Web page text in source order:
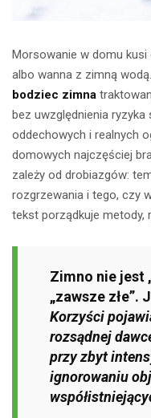
Morsowanie w domu
albo wanna z zimną
bodziec zimna
bez uwzględnienia
oddechowych i realnych
domowych najczęściej
zależy od drobiazgów:
rozgrzewania i tego, czy
tekst porządkuje metody,
Zimno nie jest
„zawsze
Korzyści
rozsądnej
przy zbyt
ignorowaniu